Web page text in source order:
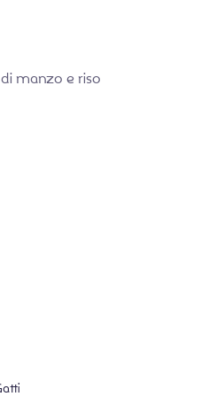
manzo e riso